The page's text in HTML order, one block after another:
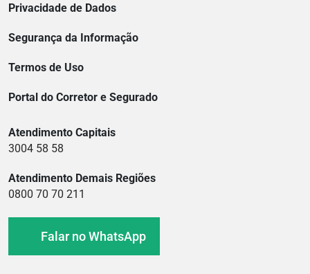
Privacidade de Dados
Segurança da Informação
Termos de Uso
Portal do Corretor e Segurado
Atendimento Capitais
3004 58 58
Atendimento Demais Regiões
0800 70 70 211
Falar no WhatsApp